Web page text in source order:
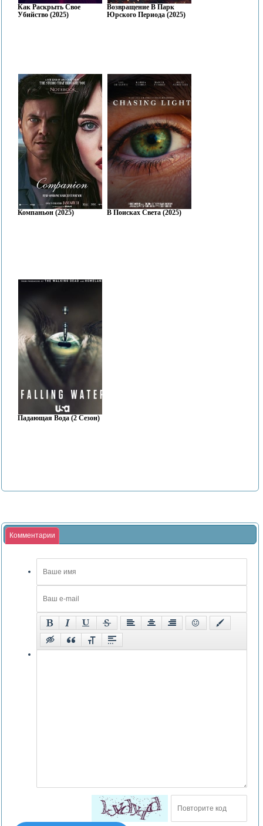
Как Раскрыть Свое
Убийство (2025)
Возвращение В Парк
Юрского Периода (2025)
Компаньон (2025) В Поисках Света (2025)
Падающая Вода (2 Сезон)
Комментарии